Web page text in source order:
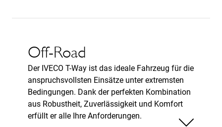
Off-Road
Der IVECO T-Way ist das ideale Fahrzeug für die
anspruchsvollsten Einsätze unter extremsten
Bedingungen. Dank der perfekten Kombination
aus Robustheit, Zuverlässigkeit und Komfort
erfüllt er alle Ihre Anforderungen.
Weniger anzeigen